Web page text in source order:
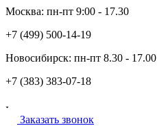
Москва: пн-пт 9:00 - 17.30
+7 (499) 500-14-19
Новосибирск: пн-пт 8.30 - 17.00
+7 (383) 383-07-18
Заказать звонок